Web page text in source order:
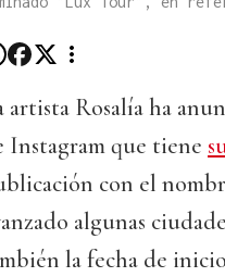
artista Rosalía ha
Instagram que tiene
con el
algunas
la fecha de